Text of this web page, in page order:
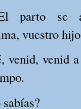
parto se
vuestro
venid, venid